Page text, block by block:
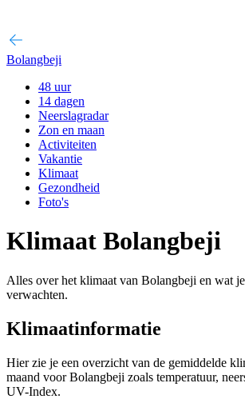
Bolangbeji
48 uur
14 dagen
Neerslagradar
Zon en maan
Activiteiten
Vakantie
Klimaat
Gezondheid
Foto's
Klimaat Bolangbeji
Alles over het klimaat van Bolangbeji en wat
verwachten.
Klimaatinformatie
Hier zie je een overzicht van de gemiddelde
maand voor Bolangbeji zoals temperatuur,
UV-Index.